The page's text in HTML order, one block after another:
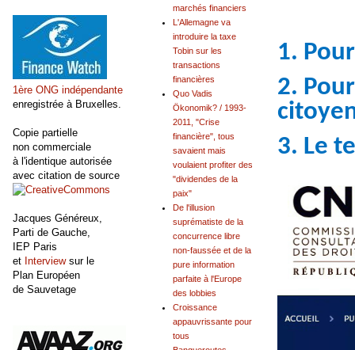
1.
2.
3. Le
marchés financiers
L'Allemagne va
introduire la taxe
Tobin sur les
transactions
financières
Quo Vadis
Ökonomik? / 1993-
2011, "Crise
financière", tous
savaient mais
voulaient profiter des
"dividendes de la
paix"
De l'illusion
suprématiste de la
concurrence libre
non-faussée et de la
pure information
parfaite à l'Europe
des lobbies
Croissance
appauvrissante pour
tous
1ère ONG indépendante
enregistrée à Bruxelles.
Copie partielle
non commerciale
à l'identique autorisée
avec citation de source
Jacques Généreux,
Parti de Gauche,
IEP Paris
et Interviewsur le
Plan Européen
de Sauvetage